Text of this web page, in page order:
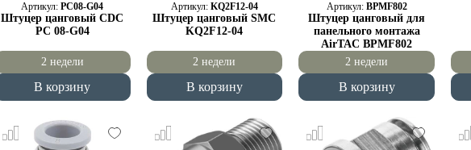
Артикул:PC08-G04
Штуцер цанговый CDC
PC 08-G04
2 недели
В корзину
Артикул: KQ2F12-04
Штуцер цанговый SMC
KQ2F12-04
2 недели
В корзину
Артикул: BPMF802
Штуцер цанговый для
панельного монтажа
AirTAC BPMF802
2 недели
В корзину